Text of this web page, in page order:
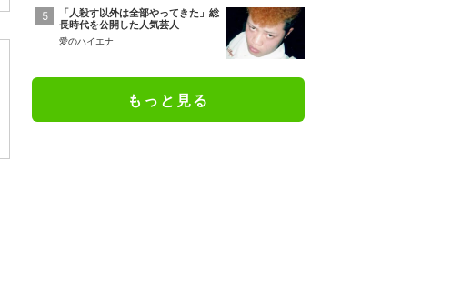
「人殺す以外は全部やってきた」総
長時代を公開した人気芸人
愛のハイエナ
もっと見る